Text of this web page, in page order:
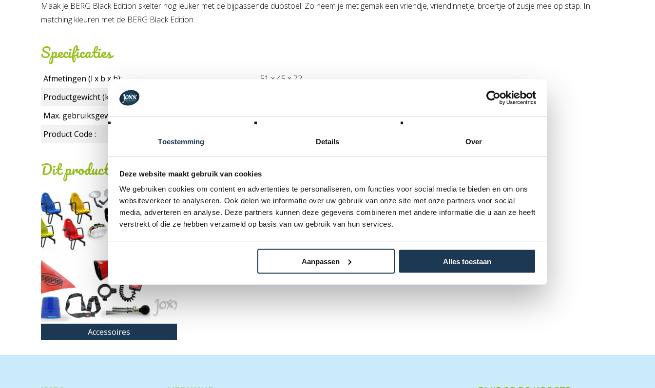
Toestemming Details Over
Deze website maakt gebruik van cookies
We gebruiken cookies om content en advertenties te personaliseren, om functies voor social media te bieden en om ons
websiteverkeer te analyseren. Ook delen we informatie over uw gebruik van onze site met onze partners voor social
media, adverteren en analyse. Deze partners kunnen deze gegevens combineren met andere informatie die u aan ze heeft
verstrekt of die ze hebben verzameld op basis van uw gebruik van hun services.
Aanpassen Alles toestaan
Maak je BERG Black Edition skelter nog leuker met de bijpassende duostoel. Zo neem je met gemak een vriendje, vriendinnetje, broertje of zusje mee op stap. In
matching kleuren met de BERG Black Edition.
Specificaties
Afmetingen (l x b x h):
51 x 45 x 72
Productgewicht (kg):
Max. gebruiksgewicht in kg:
Product Code :
Dit product behoort tot de volgende categorie(ën)
Accessoires